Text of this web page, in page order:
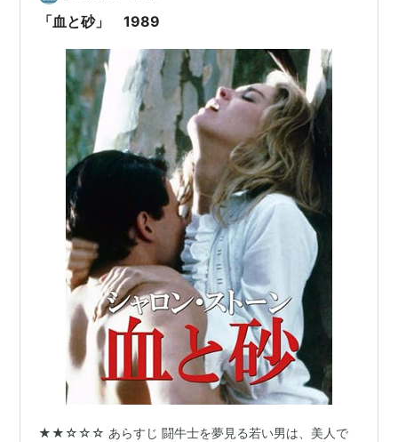
「血と砂」 1989
★★☆☆☆ あらすじ 闘牛士を夢見る若い男は、美人で